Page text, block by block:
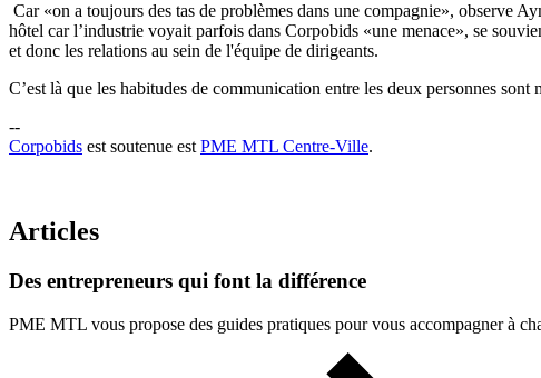
Car «on a toujours des tas de problèmes dans une compagnie», observe
hôtel car l’industrie voyait parfois dans Corpobids «une menace», se
et donc les relations au sein de l'équipe de dirigeants.
C’est là que les habitudes de communication entre les deux personnes
--
Corpobids est soutenue estPME MTL Centre-Ville.
Articles
Des entrepreneurs qui font la différence
PME MTL vous propose des guides pratiques pour vous accompagner à